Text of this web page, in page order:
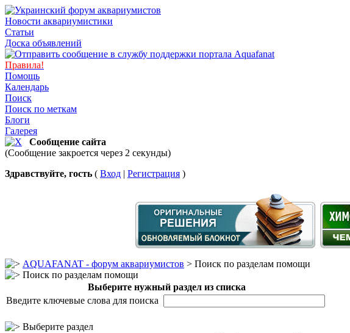
Новости аквариумистики
Статьи
Доска объявлений
Правила!
Помощь
Календарь
Поиск
Поиск по меткам
Блоги
Галерея
Сообщение сайта
(Сообщение закроется через 2 секунды)
Здравствуйте, гость ( Вход | Регистрация )
AQUAFANAT - форум аквариумистов > Поиск по разделам помощи
Поиск по разделам помощи
Выберите нужный раздел из списка
Введите ключевые слова для поиска
Выберите раздел